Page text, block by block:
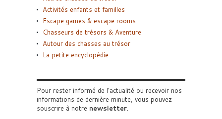
Activités enfants et familles
Escape games & escape rooms
Chasseurs de trésors & Aventure
Autour des chasses au trésor
La petite encyclopédie
Pour rester informé de l'actualité ou recevoir nos
informations de dernière minute, vous pouvez
souscrire à notre newsletter.